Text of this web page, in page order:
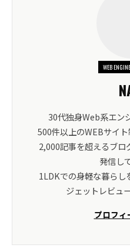
WEB
30代独身Web系エン
500件以上のWEBサイト
2,000記事を超えるブロ
発信し
1LDKでの身軽な暮らし
ジェットレビュ
プロフ